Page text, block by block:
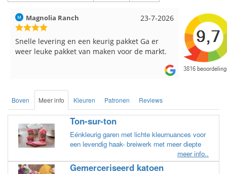
17-7-2026
Hilde uit Loyers
Reeds meerdere keren breigaren en
breinaalden besteld, altijd heel tevreden over
Loes uit
Snelle
Boven Meer info Kleuren Patronen Reviews
Ton-sur-ton
Eénkleurig garen met lichte kleurnuances voor
een levendig haak- breiwerk met meer diepte
meer info..
Gemerceriseerd katoen